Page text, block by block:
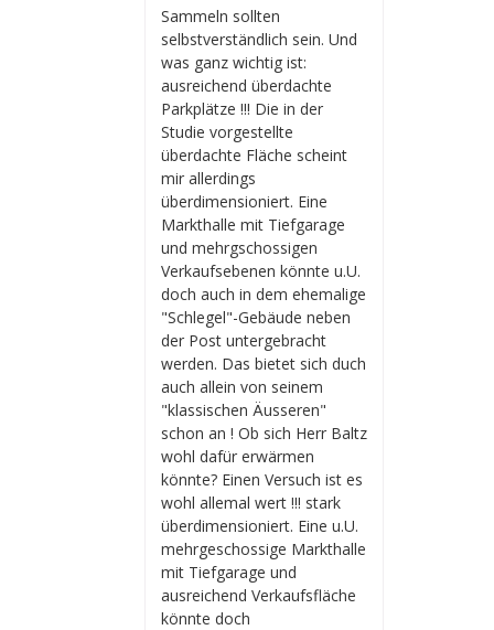
Sammeln sollten
selbstverständlich sein. Und
was ganz wichtig ist:
ausreichend überdachte
Parkplätze !!! Die in der
Studie vorgestellte
überdachte Fläche scheint
mir allerdings
überdimensioniert. Eine
Markthalle mit Tiefgarage
und mehrgschossigen
Verkaufsebenen könnte u.U.
doch auch in dem ehemalige
"Schlegel"-Gebäude neben
der Post untergebracht
werden. Das bietet sich duch
auch allein von seinem
"klassischen Äusseren"
schon an ! Ob sich Herr Baltz
wohl dafür erwärmen
könnte? Einen Versuch ist es
wohl allemal wert !!! stark
überdimensioniert. Eine u.U.
mehrgeschossige Markthalle
mit Tiefgarage und
ausreichend Verkaufsfläche
könnte doch